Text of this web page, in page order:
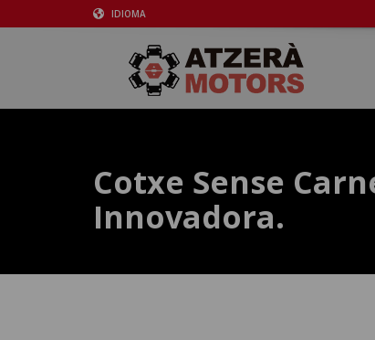
IDIOMA
Cotxe Sense
Innovadora.